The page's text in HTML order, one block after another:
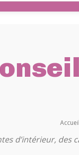
Accueil
d’intérieur, des